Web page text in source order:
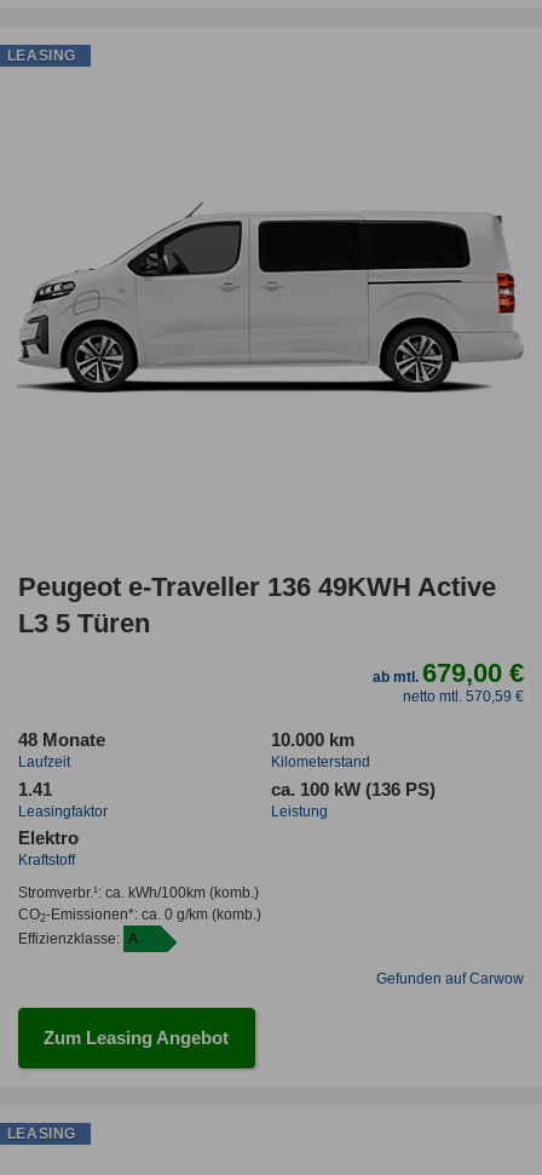
Peugeot e-Traveller 136 49KWH Active
L3 5 Türen
ab mtl.679,00 €
netto mtl. 570,59 €
48 Monate
Laufzeit
10.000 km
Kilometerstand
1.41
Leasingfaktor
ca. 100 kW (136 PS)
Leistung
Elektro
Kraftstoff
Stromverbr.¹: ca. kWh/100km(komb.)
CO2-Emissionen*: ca. 0 g/km(komb.)
Effizienzklasse: A
Gefunden auf Carwow
Zum Leasing Angebot
LEASING
LEASING